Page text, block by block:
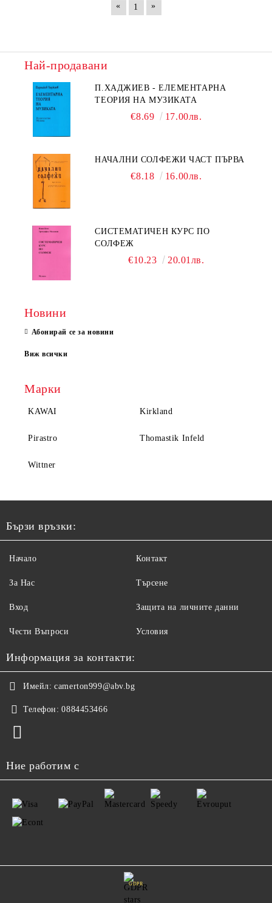
«
1 »
Най-продавани
П.ХАДЖИЕВ - ЕЛЕМЕНТАРНА
ТЕОРИЯ НА МУЗИКАТА
€8.69 17.00лв.
НАЧАЛНИ СОЛФЕЖИ ЧАСТ ПЪРВА
€8.18 16.00лв.
СИСТЕМАТИЧЕН КУРС ПО
СОЛФЕЖ
€10.23 20.01лв.
Новини
Абонирай се за новини
Виж всички
Марки
KAWAI Kirkland
Pirastro Thomastik Infeld
Wittner
Бързи връзки:
Начало
За Нас
Вход
Чести Въпроси
Контакт
Търсене
Защита на личните данни
Условия
Информация за контакти:
Имейл: camerton999@abv.bg
Телефон: 0884453466
Ние работим с
GDPR